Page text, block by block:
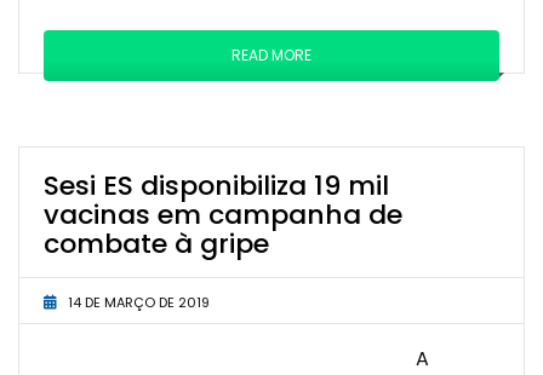
READ MORE
Sesi ES disponibiliza 19 mil
vacinas em campanha de
combate à gripe
14 DE MARÇO DE 2019
A